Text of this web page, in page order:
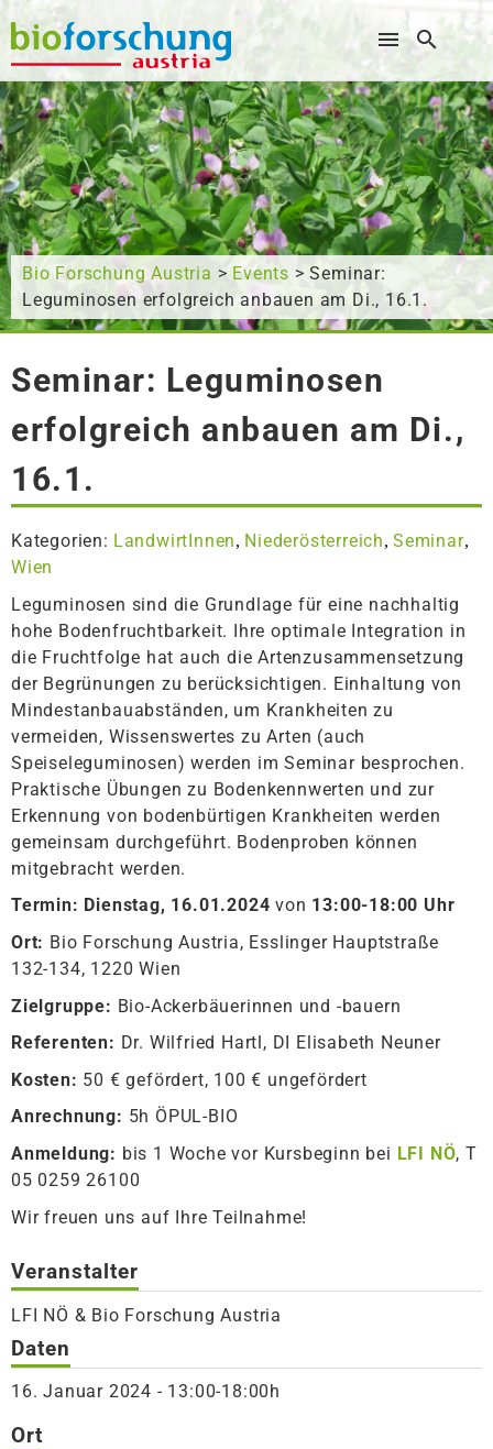
Wonach suchen Sie?
Bio Forschung Austria > Events > Seminar:
Leguminosen erfolgreich anbauen am Di., 16.1.
Seminar: Leguminosen
erfolgreich anbauen am Di.,
16.1.
Kategorien: LandwirtInnen, Niederösterreich,Seminar,
Wien
Leguminosen sind die Grundlage für eine nachhaltig
hohe Bodenfruchtbarkeit. Ihre optimale Integration in
die Fruchtfolge hat auch die Artenzusammensetzung
der Begrünungen zu berücksichtigen. Einhaltung von
Mindestanbauabständen, um Krankheiten zu
vermeiden, Wissenswertes zu Arten (auch
Speiseleguminosen) werden im Seminar besprochen.
Praktische Übungen zu Bodenkennwerten und zur
Erkennung von bodenbürtigen Krankheiten werden
gemeinsam durchgeführt. Bodenproben können
mitgebracht werden.
Termin: Dienstag, 16.01.2024von 13:00-18:00 Uhr
Ort: Bio Forschung Austria, Esslinger Hauptstraße
132-134, 1220 Wien
Zielgruppe: Bio-Ackerbäuerinnen und -bauern
Referenten: Dr. Wilfried Hartl, DI Elisabeth Neuner
Kosten: 50 € gefördert, 100 € ungefördert
Anrechnung: 5h ÖPUL-BIO
Anmeldung: bis 1 Woche vor Kursbeginn bei LFI NÖ, T
05 0259 26100
Wir freuen uns auf Ihre Teilnahme!
Veranstalter
LFI NÖ & Bio Forschung Austria
Daten
16. Januar 2024 - 13:00-18:00h
Ort